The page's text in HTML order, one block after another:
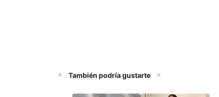
También podría gustarte